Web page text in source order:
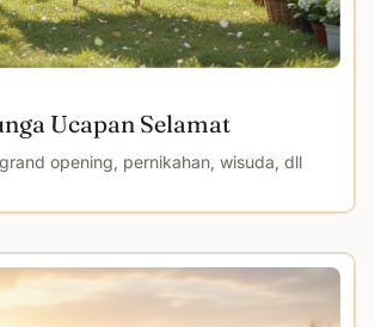
Ucapan Selamat
opening, pernikahan, wisuda, dll